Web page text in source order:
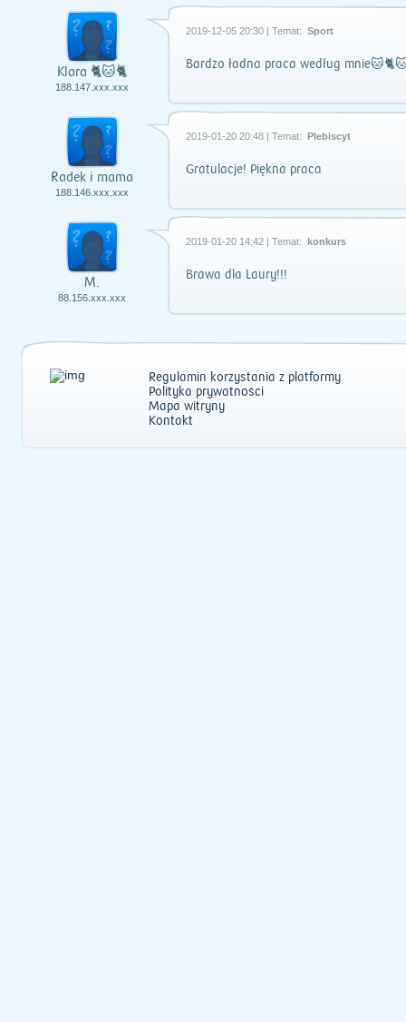
Klara 🐈🐱🐈
188.147.xxx.xxx
2019-12-05 20:30 | Temat: Sport
Bardzo ładna praca według
Radek i mama
188.146.xxx.xxx
2019-01-20 20:48 | Temat: Plebiscyt
Gratulacje! Piękna praca
M.
88.156.xxx.xxx
2019-01-20 14:42 | Temat: konkurs
Brawa dla Laury!!!
Regulamin korzystania z platformy
Polityka prywatności
Mapa witryny
Kontakt